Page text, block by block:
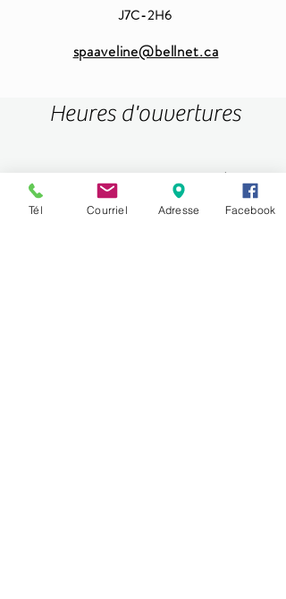
J7C-2H6
spaaveline@bellnet.ca
Heures d'ouvertures
DIMANCHE -LUNDI FERMÉ -
MARDI -MERCREDI 9H-18H
Tél Courriel Adresse Facebook